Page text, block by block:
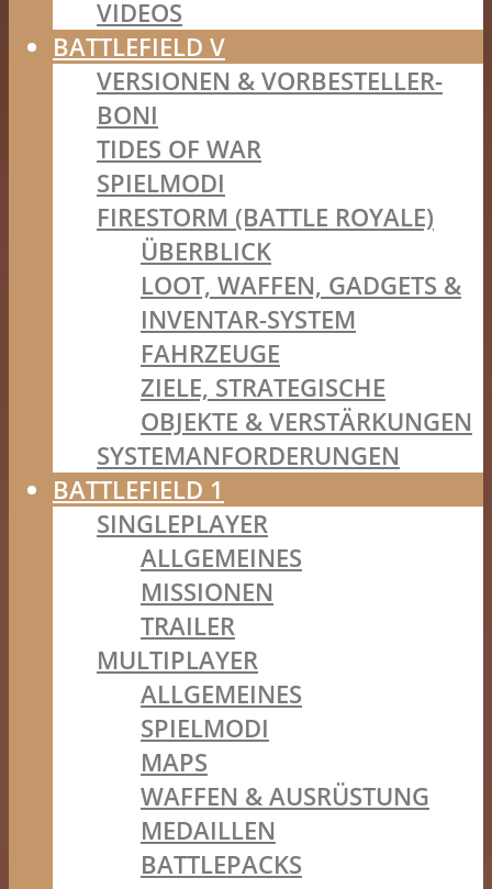
VIDEOS
BATTLEFIELD V
VERSIONEN & VORBESTELLER-
BONI
TIDES OF WAR
SPIELMODI
FIRESTORM (BATTLE ROYALE)
ÜBERBLICK
LOOT, WAFFEN, GADGETS &
INVENTAR-SYSTEM
FAHRZEUGE
ZIELE, STRATEGISCHE
OBJEKTE & VERSTÄRKUNGEN
SYSTEMANFORDERUNGEN
BATTLEFIELD 1
SINGLEPLAYER
ALLGEMEINES
MISSIONEN
TRAILER
MULTIPLAYER
ALLGEMEINES
SPIELMODI
MAPS
WAFFEN & AUSRÜSTUNG
MEDAILLEN
BATTLEPACKS